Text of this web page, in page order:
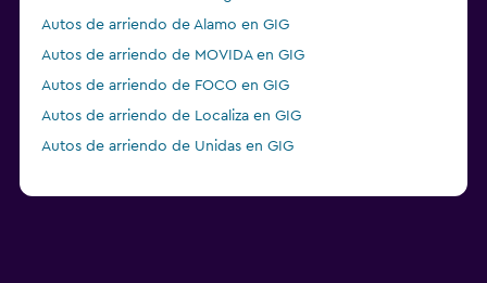
Autos de arriendo de Alamo en GIG
Autos de arriendo de MOVIDA en GIG
Autos de arriendo de FOCO en GIG
Autos de arriendo de Localiza en GIG
Autos de arriendo de Unidas en GIG